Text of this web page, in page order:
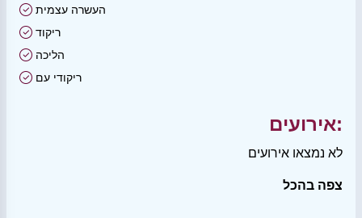
העשרה עצמית
ריקוד
הליכה
ריקודי עם
אירועים:
לא נמצאו אירועים
צפה בהכל